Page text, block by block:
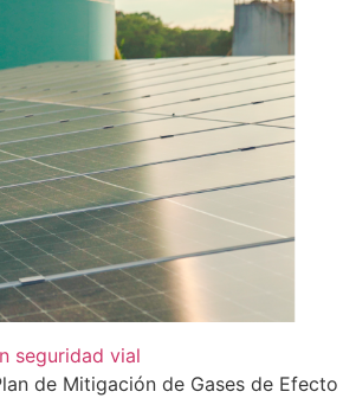
seguridad vial
de Mitigación de Gases de Efecto